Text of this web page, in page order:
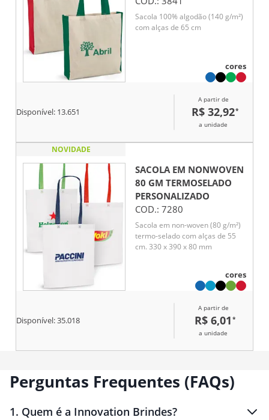
Sacola 100% algodão (140 g/m²)
com alças de 65 cm
cores
Disponível: 13.651
A partir de
R$ 32,92*
a unidade
NOVIDADE
SACOLA EM NONWOVEN
80 GM TERMOSELADO
PERSONALIZADO
COD.: 7280
Sacola em non-woven (80 g/m²)
termo-selado com alças de 55
cm. 330 x 390 x 80 mm
cores
Disponível:35.018
A partir de
R$ 6,01 *
a unidade
Perguntas Frequentes (FAQs)
1. Quem é a Innovation Brindes?